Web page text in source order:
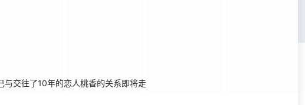
交往了10年的恋人桃香的关系即将走